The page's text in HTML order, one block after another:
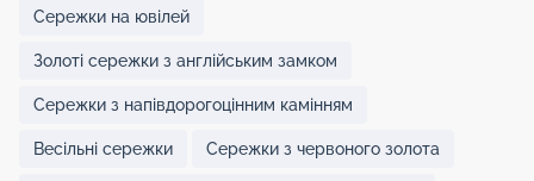
Сережки на ювілей
Золоті сережки з англійським замком
Сережки з напівдорогоцінним камінням
Весільні сережки Сережки з червоного золота